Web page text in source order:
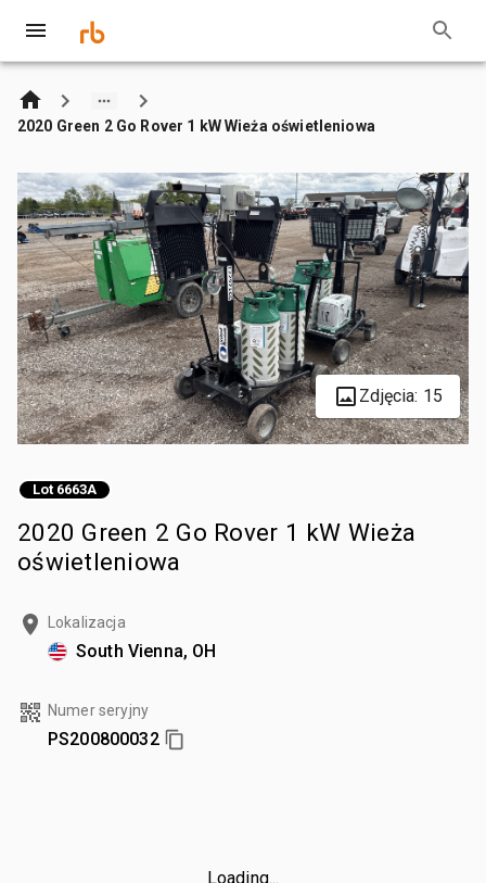
2020 Green 2 Go Rover 1 kW Wieża oświetleniowa
Zdjęcia: 15
Lot 6663A
2020 Green 2 Go Rover 1 kW Wieża
oświetleniowa
Lokalizacja
South Vienna, OH
Numer seryjny
PS200800032
Loading...